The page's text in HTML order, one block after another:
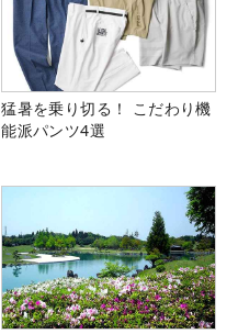
猛暑を乗り切る！ こだわり機
能派パンツ4選